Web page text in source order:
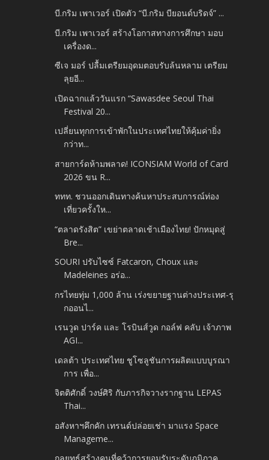
บี.กริม เพาเวอร์ เปิดตัว “บี.กริม บียอนด์บริดจ์” ...
บี.กริม เพาเวอร์ สร้างโอกาสทางการศึกษา มอบ
เครื่องด...
ซีเจ มอร์ ปลื้มเตรียมอุดมตอบรับล้นหลาม เตรียม
ลุยอี...
เปิดฉากแล้ววันแรก “Sawasdee Seoul Thai
Festival 20...
เปลี่ยนทุกการเข้าพักในประเทศไทยให้คุ้มค่ายิ่ง
กว่าท...
สายการ์ดห้ามพลาด! ICONSIAM World of Card
2026 ขน R...
ททท. ชวนออกเดินทางค้นหาประสบการณ์ท่อง
เที่ยวครั้งให...
“ตลาดรังสิต” เขย่าตลาดเช้าเมืองไทย! ปักหมุดสู่
Bre...
SOURI ปรับไซซ์ Fatcaron, Choux และ
Madeleines อร่อ...
กรไทยทุ่ม 1,000 ล้าน เร่งขยายฐานต่างประเทศ-รุ
กออนไ...
เรนวูด ปาร์ค และ โรบินส์วูด กอล์ฟ คลับ เจ้าภาพ
AGI...
เดลต้า ประเทศไทย ชูโซลูชันการผลิตแบบบูรณา
การ เพื่อ...
จิตติศักดิ์ วงษ์ศิริ กับภารกิจวางรากฐาน LEPAS
Thai...
อสังหาฯคึกคัก เทรนด์ปล่อยเช่า มาแรง Space
Manageme...